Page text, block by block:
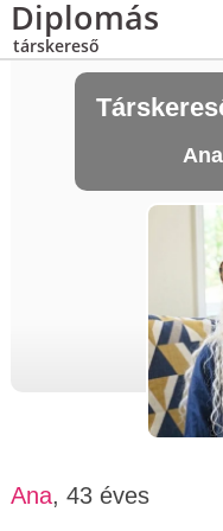
Diplomás
társkereső
Ana, 43 éves